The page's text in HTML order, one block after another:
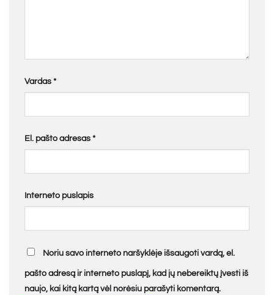
Vardas *
El. pašto adresas *
Interneto puslapis
Noriu savo interneto naršyklėje išsaugoti vardą, el.
pašto adresą ir interneto puslapį, kad jų nebereiktų įvesti iš
naujo, kai kitą kartą vėl norėsiu parašyti komentarą.